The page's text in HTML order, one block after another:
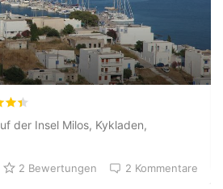
4.4
der Insel Milos, Kykladen,
2 Bewertungen 2 Kommentare